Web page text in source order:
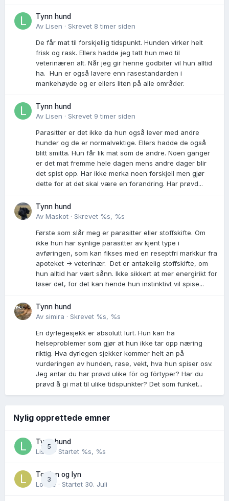
Tynn hund
Av Lisen · Skrevet 8 timer siden
De får mat til forskjellig tidspunkt. Hunden virker helt
frisk og rask. Ellers hadde jeg tatt hun med til
veterinæren alt. Når jeg gir henne godbiter vil hun alltid
ha. Hun er også lavere enn rasestandarden i
mankehøyde og er ellers liten på alle områder.
Tynn hund
Av Lisen · Skrevet 9 timer siden
Parasitter er det ikke da hun også lever med andre
hunder og de er normalvektige. Ellers hadde de også
blitt smitta. Hun får lik mat som de andre. Noen ganger
er det mat fremme hele dagen mens andre dager blir
det spist opp. Har ikke merka noen forskjell men gjør
dette for at det skal være en forandring. Har prøvd...
Tynn hund
Av Maskot · Skrevet %s, %s
Første som slår meg er parasitter eller stoffskifte. Om
ikke hun har synlige parasitter av kjent type i
avføringen, som kan fikses med en reseptfri markkur fra
apoteket -> veterinær. Det er antakelig stoffskifte, om
hun alltid har vært sånn. Ikke sikkert at mer energirikt for
løser det, for det kan hende hun instinktivt vil spise...
Tynn hund
Av simira · Skrevet %s, %s
En dyrlegesjekk er absolutt lurt. Hun kan ha
helseproblemer som gjør at hun ikke tar opp næring
riktig. Hva dyrlegen sjekker kommer helt an på
vurderingen av hunden, rase, vekt, hva hun spiser osv.
Jeg antar du har prøvd ulike fõr og fõrtyper? Har du
prøvd å gi mat til ulike tidspunkter? Det som funket...
Nylig opprettede emner
5
Tynn hund
Lisen
· Startet %s, %s
3
Torden og lyn
Lovise · Startet 30. Juli